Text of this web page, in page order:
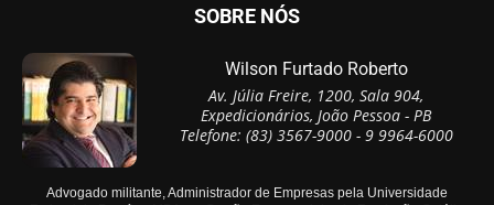
SOBRE NÓS
Wilson Furtado Roberto
Av. Júlia Freire, 1200, Sala 904,
Expedicionários, João Pessoa - PB
Telefone: (83) 3567-9000 - 9 9964-6000
Advogado militante, Administrador de Empresas pela Universidade